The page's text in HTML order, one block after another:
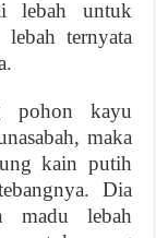
lebah untuk
lebah ternyata
pohon kayu
maka
kain putih
Dia
madu lebah